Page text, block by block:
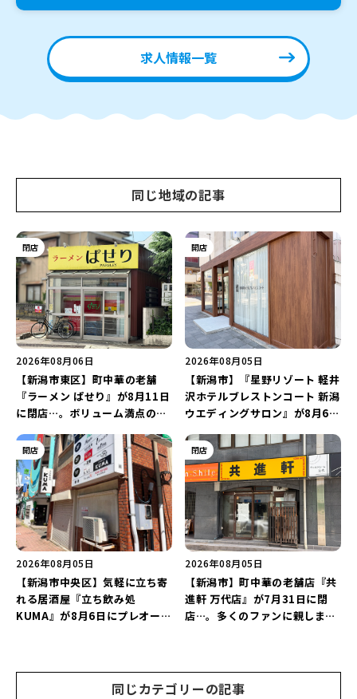
求人情報一覧
同じ地域の記事
閉店
2026年08月06日
【新潟市東区】町中華の老舗
『ラーメン ぱせり』が8月11日
に閉店…。ボリューム満点の名
開店
2026年08月05日
【新潟市】『星野リゾート 軽井
沢ホテルブレストンコート 新潟
ウエディングサロン』が8月6日
グを万代で相談しよう♪
開店
2026年08月05日
【新潟市中央区】気軽に立ち寄
れる居酒屋『立ち飲み処
KUMA』が8月6日にプレオープ
閉店
2026年08月05日
【新潟市】町中華の老舗店『共
進軒 万代店』が7月31日に閉
店…。多くのファンに親しまれ
同じカテゴリーの記事